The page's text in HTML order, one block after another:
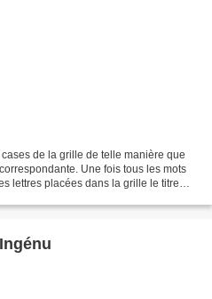
de la grille de telle manière que
Une fois tous les mots
lettres placées dans la grille le titre